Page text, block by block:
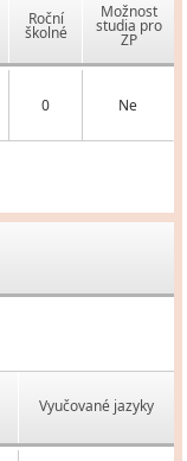
Roční
školné
Možnost
studia pro
ZP
0 Ne
Vyučované jazyky